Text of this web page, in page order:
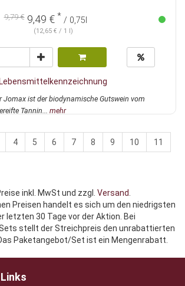
9,79 €9,49 € * / 0,75l
(12,65 € / 1 l)
Lebensmittelkennzeichnung
Jomax ist der biodynamische Gutswein vom
Tannin... mehr
4 5 6 7 8 9 10 11
inkl. MwSt und zzgl. Versand.
Preisen handelt es sich um den niedrigsten
letzten 30 Tage vor der Aktion. Bei
stellt der Streichpreis den unrabattierten
Paketangebot/Set ist ein Mengenrabatt.